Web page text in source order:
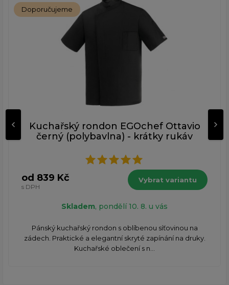
Doporučujeme
Kuchařský rondon EGOchef Ottavio
černý (polybavlna) - krátky rukáv
od 839 Kč
s DPH
Vybrat variantu
Skladem, pondělí 10. 8. u vás
Pánský kuchařský rondon s oblíbenou síťovinou na
zádech. Praktické a elegantní skryté zapínání na druky.
Kuchařské oblečení s n...